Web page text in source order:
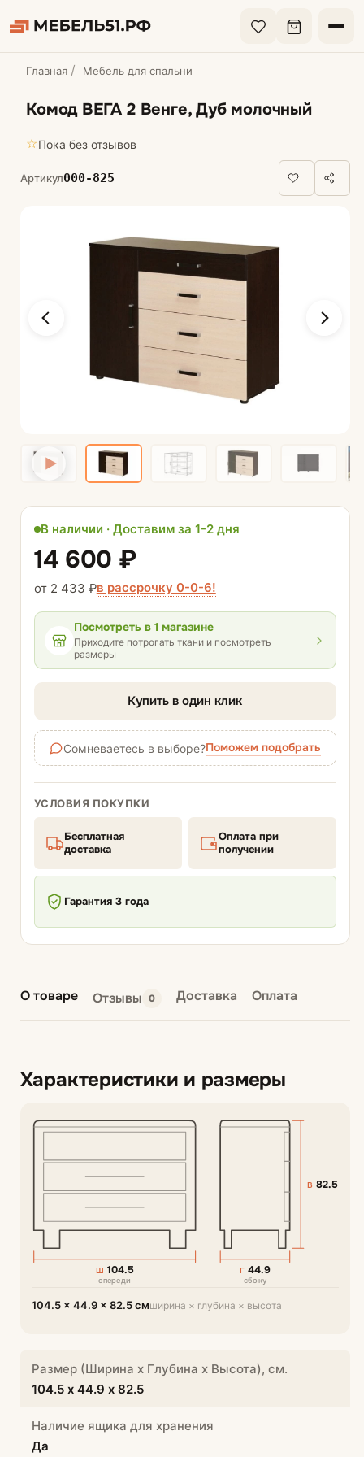
Главная Мебель для спальни
Комод ВЕГА 2 Венге, Дуб молочный
☆Пока без отзывов
Артикул000-825
В наличии · Доставим за 1-2 дня
14 600 ₽
от 2 433 ₽в рассрочку 0-0-6!
Посмотреть в 1 магазине
Приходите потрогать ткани и посмотреть
размеры
Купить в один клик
Сомневаетесь в выборе?Поможем подобрать
УСЛОВИЯ ПОКУПКИ
Бесплатная
доставка
Оплата при
получении
Гарантия 3 года
О товаре Отзывы 0 Доставка Оплата
Характеристики и размеры
Ш 104.5 Г44.9
В 82.5
спереди сбоку
104.5 × 44.9 × 82.5 смширина × глубина × высота
Размер (Ширина х Глубина х Высота), см.
104.5 х 44.9 х 82.5
Наличие ящика для хранения
Да